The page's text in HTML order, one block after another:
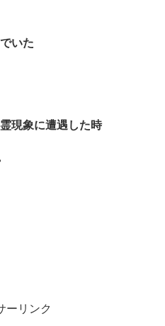
いた
現象に遭遇した時
ーリンク